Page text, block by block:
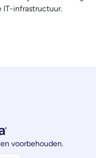
IT-infrastructuur.
voorbehouden.